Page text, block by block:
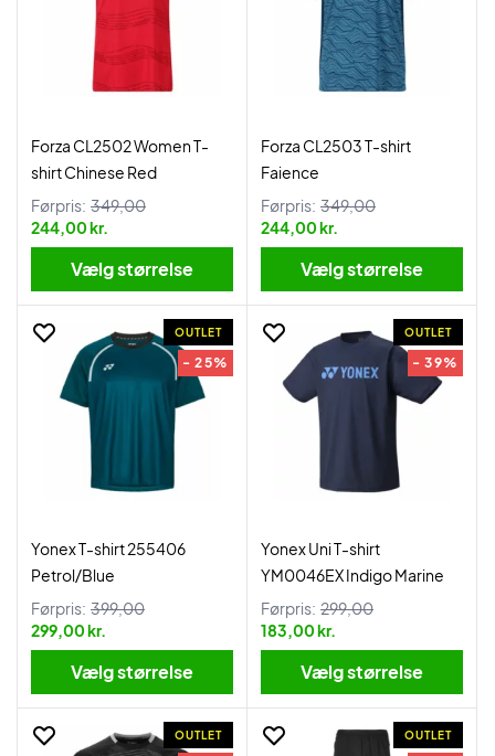
Forza CL2502 Women T-
shirt Chinese Red
Førpris: 349,00
244,00 kr.
Vælg størrelse
Forza CL2503 T-shirt
Faience
Førpris: 349,00
244,00 kr.
Vælg størrelse
OUTLET
- 25%
Yonex T-shirt 255406
Petrol/Blue
Førpris: 399,00
299,00 kr.
Vælg størrelse
OUTLET
- 39%
Yonex Uni T-shirt
YM0046EX Indigo Marine
Førpris: 299,00
183,00 kr.
Vælg størrelse
OUTLET OUTLET